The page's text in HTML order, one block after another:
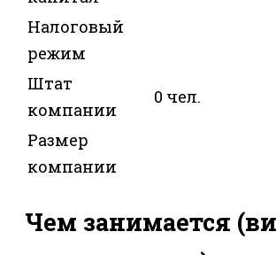
Налоговый
режим
Штат
компании
0 чел.
Размер
компании
Чем занимается